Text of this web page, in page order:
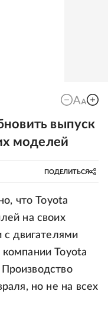
выпуск
моделей
ПОДЕЛИТЬСЯ
что Toyota
на своих
с двигателями
Toyota
но не на всех